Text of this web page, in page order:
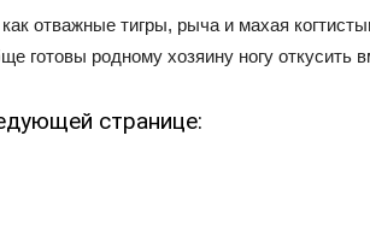
отважные тигры, рыча и махая
готовы родному хозяину ногу откусить
странице: